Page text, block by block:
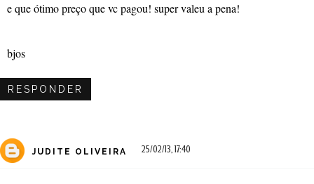
e que ótimo preço que vc pagou! super valeu a pena!
bjos
RESPONDER
JUDITE OLIVEIRA 25/02/13, 17:40